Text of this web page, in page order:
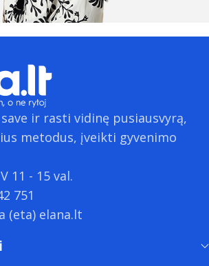
ir rasti vidinę pusiausvyrą,
metodus, įveikti gyvenimo
11 - 15 val.
751
(eta) elana.lt